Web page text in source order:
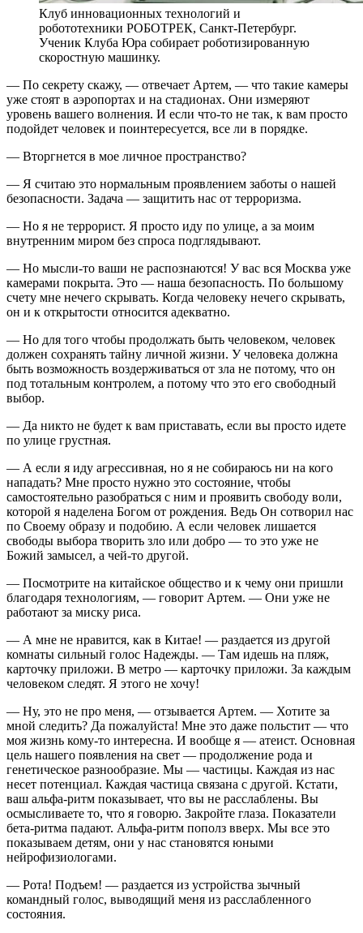
Клуб инновационных технологий и
робототехники РОБОТРЕК, Санкт-Петербург.
Ученик Клуба Юра собирает роботизированную
скоростную машинку.
— По секрету скажу, — отвечает Артем, — что такие камеры
уже стоят в аэропортах и на стадионах. Они измеряют
уровень вашего волнения. И если что-то не так, к вам просто
подойдет человек и поинтересуется, все ли в порядке.
— Вторгнется в мое личное пространство?
— Я считаю это нормальным проявлением заботы о нашей
безопасности. Задача — защитить нас от терроризма.
— Но я не террорист. Я просто иду по улице, а за моим
внутренним миром без спроса подглядывают.
— Но мысли-то ваши не распознаются! У вас вся Москва уже
камерами покрыта. Это — наша безопасность. По большому
счету мне нечего скрывать. Когда человеку нечего скрывать,
он и к открытости относится адекватно.
— Но для того чтобы продолжать быть человеком, человек
должен сохранять тайну личной жизни. У человека должна
быть возможность воздерживаться от зла не потому, что он
под тотальным контролем, а потому что это его свободный
выбор.
— Да никто не будет к вам приставать, если вы просто идете
по улице грустная.
— А если я иду агрессивная, но я не собираюсь ни на кого
нападать? Мне просто нужно это состояние, чтобы
самостоятельно разобраться с ним и проявить свободу воли,
которой я наделена Богом от рождения. Ведь Он сотворил нас
по Cвоему образу и подобию. А если человек лишается
свободы выбора творить зло или добро — то это уже не
Божий замысел, а чей-то другой.
— Посмотрите на китайское общество и к чему они пришли
благодаря технологиям, — говорит Артем. — Они уже не
работают за миску риса.
— А мне не нравится, как в Китае! — раздается из другой
комнаты сильный голос Надежды. — Там идешь на пляж,
карточку приложи. В метро — карточку приложи. За каждым
человеком следят. Я этого не хочу!
— Ну, это не про меня, — отзывается Артем. — Хотите за
мной следить? Да пожалуйста! Мне это даже польстит — что
моя жизнь кому-то интересна. И вообще я — атеист. Основная
цель нашего появления на свет — продолжение рода и
генетическое разнообразие. Мы — частицы. Каждая из нас
несет потенциал. Каждая частица связана с другой. Кстати,
ваш альфа-ритм показывает, что вы не расслаблены. Вы
осмысливаете то, что я говорю. Закройте глаза. Показатели
бета-ритма падают. Альфа-ритм пополз вверх. Мы все это
показываем детям, они у нас становятся юными
нейрофизиологами.
— Рота! Подъем! — раздается из устройства зычный
командный голос, выводящий меня из расслабленного
состояния.